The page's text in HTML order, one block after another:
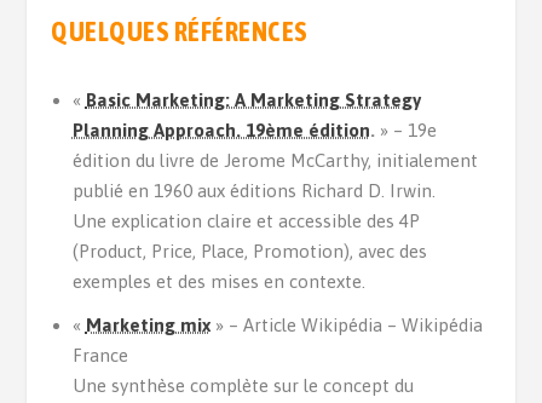
QUELQUES RÉFÉRENCES
« Basic Marketing: A Marketing Strategy
Planning Approach. 19ème édition. » – 19e
édition du livre de Jerome McCarthy, initialement
publié en 1960 aux éditions Richard D. Irwin.
Une explication claire et accessible des 4P
(Product, Price, Place, Promotion), avec des
exemples et des mises en contexte.
« Marketing mix» – Article Wikipédia – Wikipédia
France
Une synthèse complète sur le concept du